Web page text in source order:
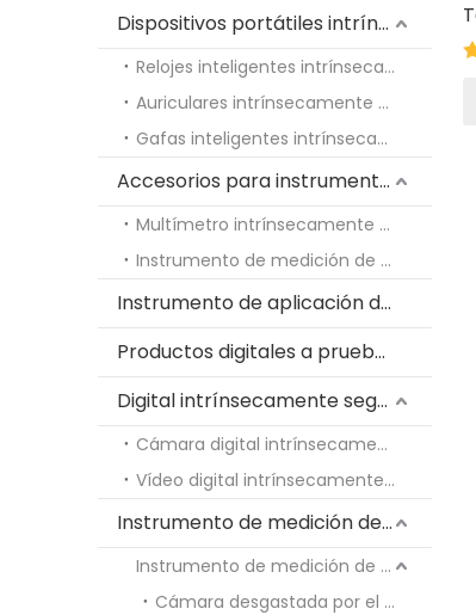
Dispositivos portátiles intrínsecamente seguros
Relojes inteligentes intrínsecamente seguros
Auriculares intrínsecamente seguros
Gafas inteligentes intrínsecamente seguras
Accesorios para instrumentos intrínsecamente seguros
Multímetro intrínsecamente seguro
Instrumento de medición de temperatura intrínsecamente seguro
Instrumento de aplicación de la ley a prueba de explosiones
Productos digitales a prueba de explosiones
Digital intrínsecamente seguro
Cámara digital intrínsecamente segura
Vídeo digital intrínsecamente seguro
Instrumento de medición de temperatura
Instrumento de medición de temperatura
Cámara desgastada por el cuerpo intrínsecamente segura